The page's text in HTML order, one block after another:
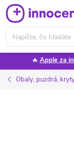
Prejsť
na
obsah
🔥 Apple za
Obaly, puzdrá,